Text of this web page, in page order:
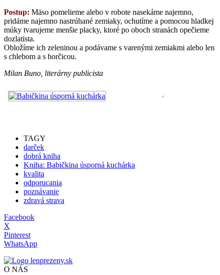
Postup: Mäso pomelieme alebo v robote nasekáme najemno,
pridáme najemno nastrúhané zemiaky, ochutíme a pomocou hladkej
múky tvarujeme menšie placky, ktoré po oboch stranách opečieme
dozlatista.
Obložíme ich zeleninou a podávame s varenými zemiakmi alebo len
s chlebom a s horčicou.
Milan Buno, literárny publicista
TAGY
darček
dobrá kniha
Kniha: Babičkina úsporná kuchárka
kvalita
odporucania
poznávanie
zdravá strava
Facebook
X
Pinterest
WhatsApp
O NÁS